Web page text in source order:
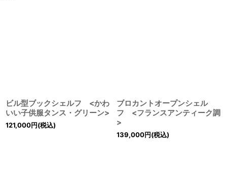
ビル型ブックシェルフ <かわ
いい子供服タンス・グリーン>
121,000円(税込)
ブロカントオープンシェル
フ <フランスアンティーク調
>
139,000円(税込)